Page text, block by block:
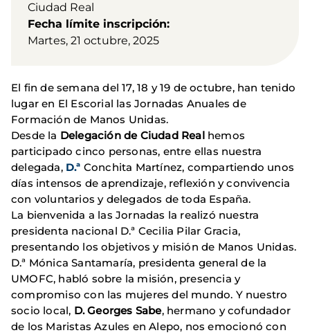
Ciudad Real
Fecha límite inscripción
Martes, 21 octubre, 2025
El fin de semana del 17, 18 y 19 de octubre, han tenido
lugar en El Escorial las Jornadas Anuales de
Formación de Manos Unidas.
Desde la Delegación de Ciudad Realhemos
participado cinco personas, entre ellas nuestra
delegada, D.ª Conchita Martínez, compartiendo unos
días intensos de aprendizaje, reflexión y convivencia
con voluntarios y delegados de toda España.
La bienvenida a las Jornadas la realizó nuestra
presidenta nacional D.ª Cecilia Pilar Gracia,
presentando los objetivos y misión de Manos Unidas.
D.ª Mónica Santamaría, presidenta general de la
UMOFC, habló sobre la misión, presencia y
compromiso con las mujeres del mundo. Y nuestro
socio local, D. Georges Sabe, hermano y cofundador
de los Maristas Azules en Alepo, nos emocionó con